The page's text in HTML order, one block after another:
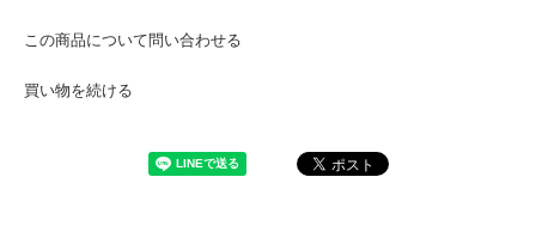
この商品について問い合わせる
買い物を続ける